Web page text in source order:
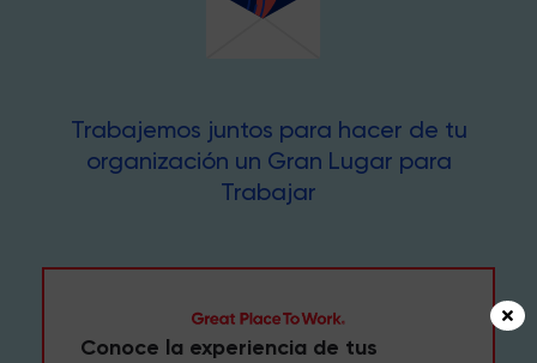
Trabajemos juntos para hacer de tu
organización un Gran Lugar para
Trabajar
Conoce la experiencia de tus